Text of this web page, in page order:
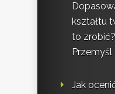
kształtu
to
Jak